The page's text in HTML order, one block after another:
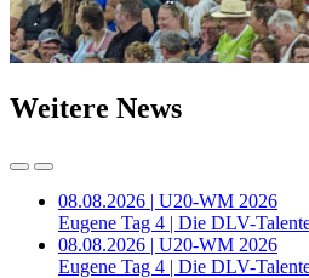
Weitere News
08.08.2026 | U20-WM 2026
Eugene Tag 4 | Die DLV-
08.08.2026 | U20-WM 2026
Eugene Tag 4 | Die DLV-